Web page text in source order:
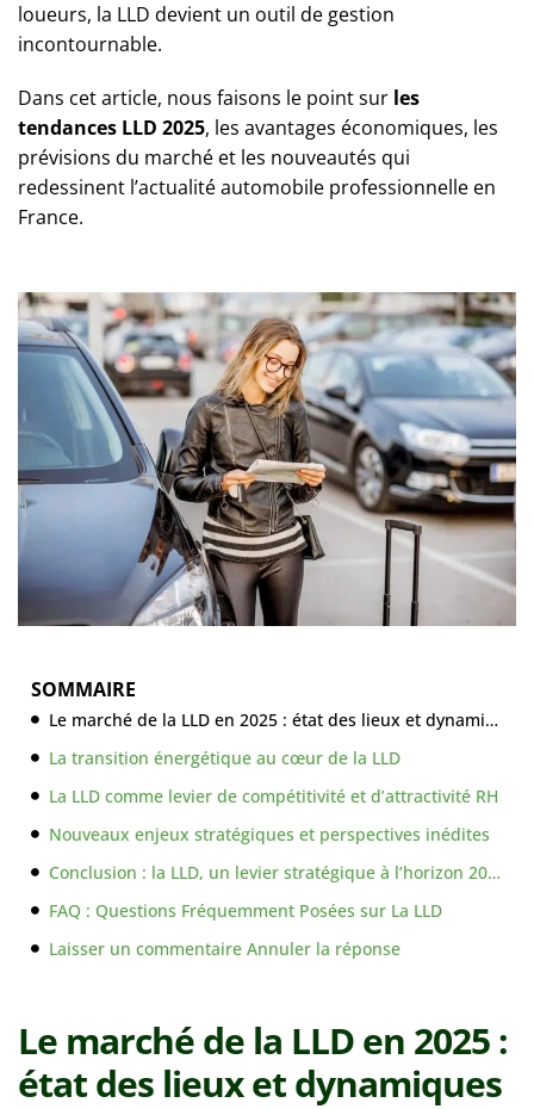
loueurs, la LLD devient un outil de gestion
incontournable.
Dans cet article, nous faisons le point sur les
tendances LLD 2025, les avantages économiques, les
prévisions du marché et les nouveautés qui
redessinent l’actualité automobile professionnelle en
France.
SOMMAIRE
Le marché de la LLD en 2025 : état des lieux et dynamiques
La transition énergétique au cœur de la LLD
La LLD comme levier de compétitivité et d’attractivité RH
Nouveaux enjeux stratégiques et perspectives inédites
Conclusion : la LLD, un levier stratégique à l’horizon 2026
FAQ : Questions Fréquemment Posées sur La LLD
Laisser un commentaire Annuler la réponse
Le marché de la LLD en 2025 :
état des lieux et dynamiques